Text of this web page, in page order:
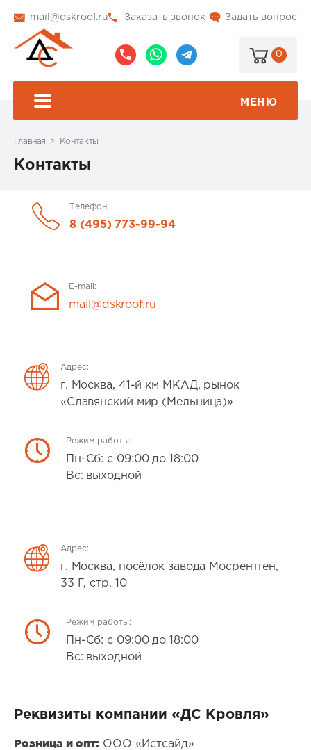
mail@dskroof.ru Задать вопрос
Заказать звонок
0
МЕНЮ
Главная Контакты
Контакты
Телефон:
8 (495) 773-99-94
E-mail:
mail@dskroof.ru
Адрес:
г. Москва, 41-й км МКАД, рынок
«Славянский мир (Мельница)»
Режим работы:
Пн-Сб: с 09:00 до 18:00
Вс: выходной
Адрес:
г. Москва, посёлок завода Мосрентген,
33 Г, стр. 10
Режим работы:
Пн-Сб: с 09:00 до 18:00
Вс: выходной
Реквизиты компании «ДС Кровля»
Розница и опт: ООО «Истсайд»